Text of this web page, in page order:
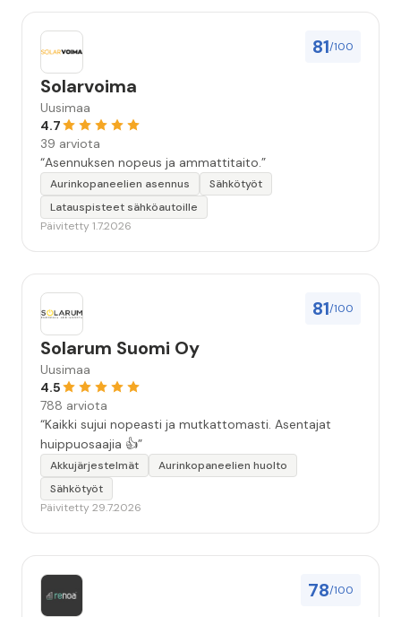
81/100
Solarvoima
Uusimaa
4.7
39 arviota
“Asennuksen nopeus ja ammattitaito.”
Aurinkopaneelien asennus
Sähkötyöt
Latauspisteet sähköautoille
Päivitetty 1.7.2026
81/100
Solarum Suomi Oy
Uusimaa
4.5
788 arviota
“Kaikki sujui nopeasti ja mutkattomasti. Asentajat
huippuosaajia 👍”
Akkujärjestelmät
Aurinkopaneelien huolto
Sähkötyöt
Päivitetty 29.7.2026
78/100